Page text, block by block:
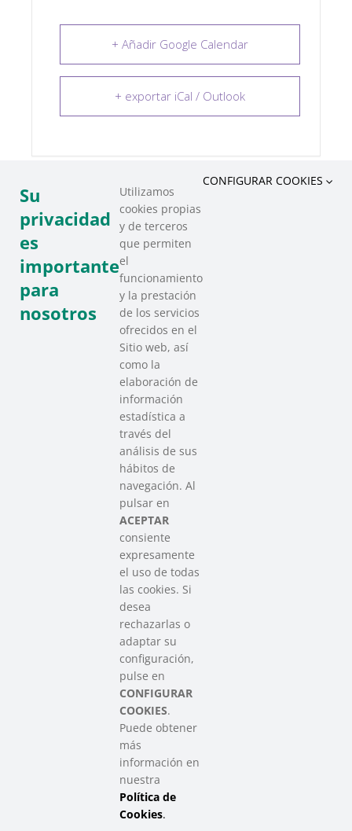
+ Añadir Google Calendar
+ exportar iCal / Outlook
COMPARTIR ESTE EVENTO
SAREEN SAREA
Asociación que agrupa a las redes
del Tercer Sector Social en Euskadi
Contacto
info@sareensarea.eu
Iparraguirre, 9 lonja – 48009 Bilbao
946 569 230
Colabora
SAREEN SAREA Euskadiko Hirugarren Sektore Soziala – Tercer
Sector Social de Euskadi
Su
privacidad
es
importante
para
nosotros
Utilizamos
cookies propias
y de terceros
que permiten
el
funcionamiento
y la prestación
de los servicios
ofrecidos en el
Sitio web, así
como la
elaboración de
información
estadística a
través del
análisis de sus
hábitos de
navegación. Al
pulsar en
ACEPTAR
consiente
expresamente
el uso de todas
las cookies. Si
desea
rechazarlas o
adaptar su
configuración,
pulse en
CONFIGURAR
COOKIES.
Puede obtener
más
información en
nuestra
Política de
Cookies.
CONFIGURAR COOKIES